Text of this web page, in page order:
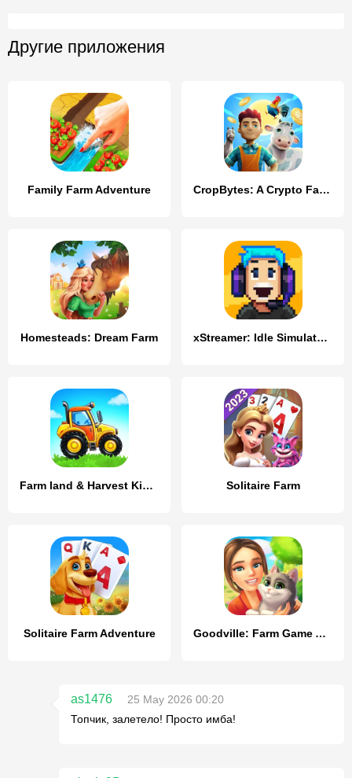
Другие приложения
Family Farm Adventure CropBytes: A Crypto Farm Game
Homesteads: Dream Farm xStreamer: Idle Simulator Game
Farm land & Harvest Kids Games Solitaire Farm
Solitaire Farm Adventure Goodville: Farm Game Adventure
as1476
25 May 2026 00:20
Топчик, залетело! Просто имба!